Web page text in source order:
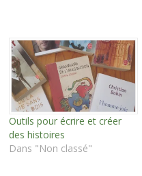
vous partage ici et qui
parlera à toute personne en
situation de réel
épuisement…
Outils pour écrire et créer
des histoires
Dans "Non classé"